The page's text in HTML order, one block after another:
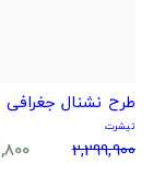
طرح نشنال جغرافی
تیشرت
2,299,900